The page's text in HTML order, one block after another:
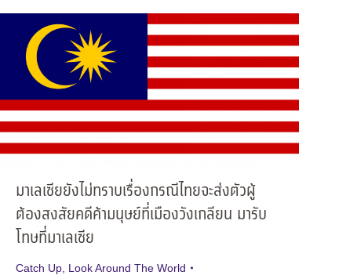
มาเลเซียยังไม่ทราบเรื่องกรณีไทยจะส่งตัวผู้
ต้องสงสัยคดีค้ามนุษย์ที่เมืองวังเกลียน มารับ
โทษที่มาเลเซีย
Catch Up Look Around The World